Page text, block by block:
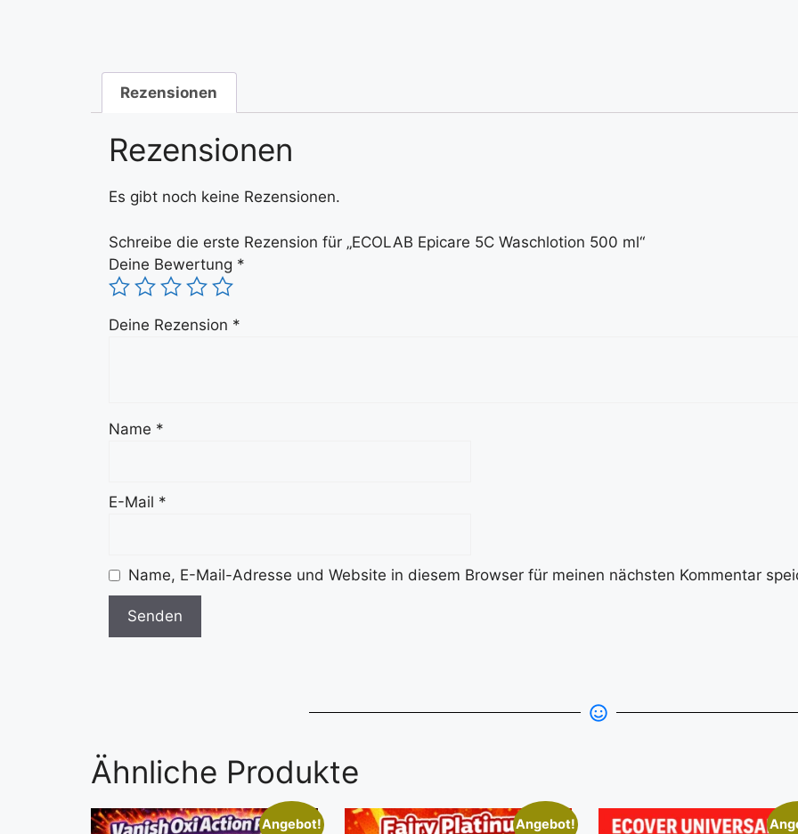
Rezensionen
Rezensionen
Es gibt noch keine Rezensionen.
Schreibe die erste Rezension für „ECOLAB Epicare 5C Waschlotion 500 ml“
Deine Bewertung *
Deine Rezension *
Name *
E-Mail *
Name, E-Mail-Adresse und Website in diesem Browser für meinen nächsten Kommentar
Ähnliche Produkte
Angebot! Angebot!